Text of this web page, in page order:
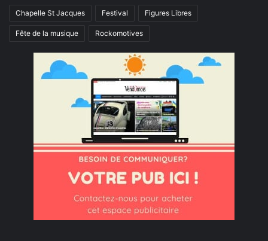
Chapelle St Jacques Festival Figures Libres
Fête de la musique Rockomotives